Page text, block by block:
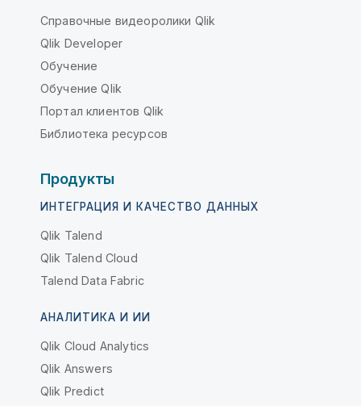
Справочные видеоролики Qlik
Qlik Developer
Обучение
Обучение Qlik
Портал клиентов Qlik
Библиотека ресурсов
Продукты
ИНТЕГРАЦИЯ И КАЧЕСТВО ДАННЫХ
Qlik Talend
Qlik Talend Cloud
Talend Data Fabric
АНАЛИТИКА И ИИ
Qlik Cloud Analytics
Qlik Answers
Qlik Predict